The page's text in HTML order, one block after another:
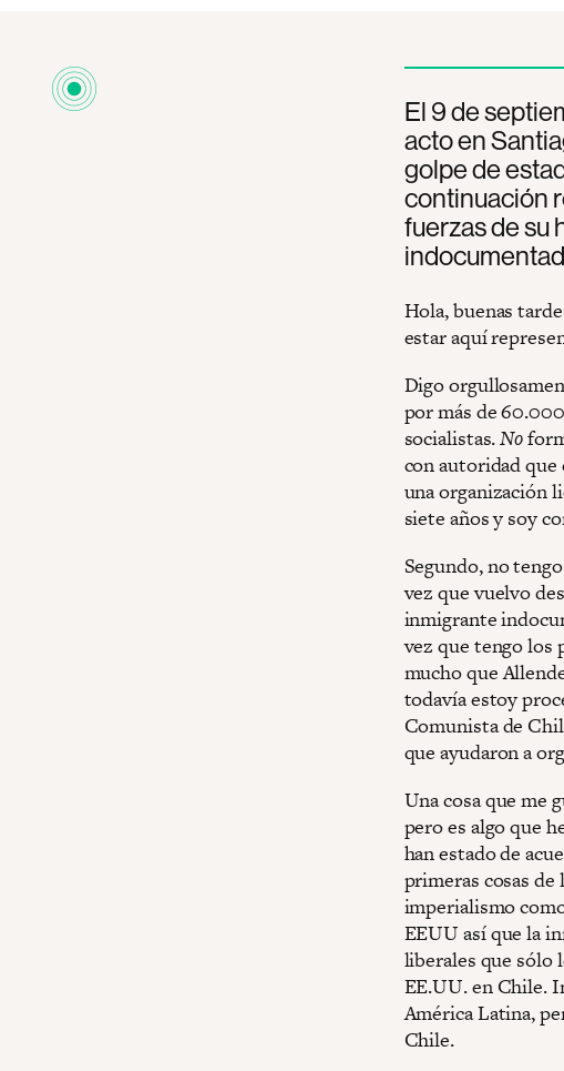
El 9 de
acto en
golpe de
continuación
fuerzas de su
Hola, buenas
estar aquí
Digo
por más de
socialistas.No
con autoridad que
una organización
siete años y soy
Segundo, no
vez que vuelvo
inmigrante
vez que tengo los
mucho que
todavía estoy
Comunista de
que ayudaron a
Una cosa que me
pero es algo que
han estado de
primeras cosas de
imperialismo
EEUU así que la
liberales que sólo
EE.UU. en Chile.
América Latina,
Chile.